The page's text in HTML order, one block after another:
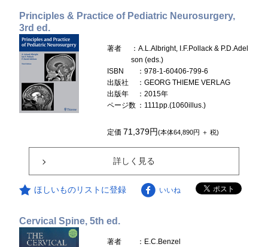
Principles & Practice of Pediatric Neurosurgery,
3rd ed.
著者
：A.L.Albright, I.F.Pollack & P.D.Adel
son (eds.)
ISBN
：978-1-60406-799-6
出版社
：GEORG THIEME VERLAG
出版年
：2015年
ページ数 ：1111pp.(1060illus.)
定価 71,379円(本体64,890円 ＋ 税)
詳しく見る
ほしいものリストに登録 いいね
Cervical Spine, 5th ed.
著者
：E.C.Benzel